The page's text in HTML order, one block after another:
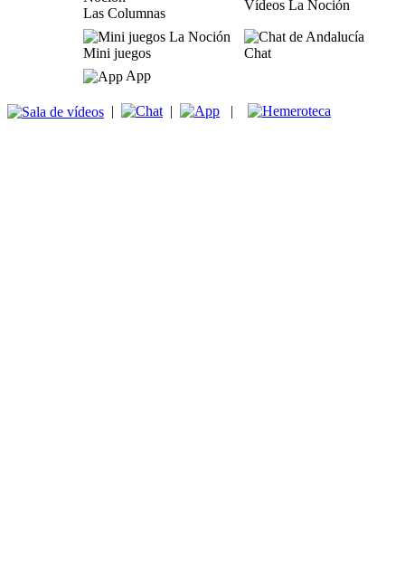
Las Columnas
Vídeos La Noción
Mini juegos
Chat
App
| | |